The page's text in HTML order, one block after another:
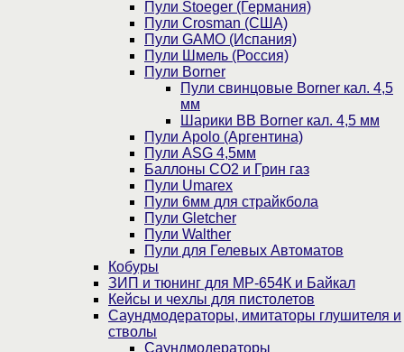
Пули Stoeger (Германия)
Пули Crosman (США)
Пули GAMO (Испания)
Пули Шмель (Россия)
Пули Borner
Пули свинцовые Borner кал. 4,5
мм
Шарики BB Borner кал. 4,5 мм
Пули Apolo (Аргентина)
Пули ASG 4,5мм
Баллоны CO2 и Грин газ
Пули Umarex
Пули 6мм для страйкбола
Пули Gletcher
Пули Walther
Пули для Гелевых Автоматов
Кобуры
ЗИП и тюнинг для МР-654К и Байкал
Кейсы и чехлы для пистолетов
Саундмодераторы, имитаторы глушителя и
стволы
Саундмодераторы